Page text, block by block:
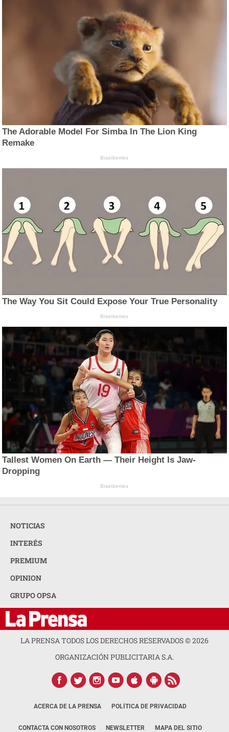
The Adorable Model For Simba In The Lion King
Remake
Brainberries
The Way You Sit Could Expose Your True Personality
Brainberries
Tallest Women On Earth — Their Height Is Jaw-
Dropping
Brainberries
NOTICIAS
INTERÉS
PREMIUM
OPINION
GRUPO OPSA
LA PRENSA TODOS LOS DERECHOS RESERVADOS ©2026
ORGANIZACIÓN PUBLICITARIA S.A.
ACERCA DE LA PRENSA POLÍTICA DE PRIVACIDAD
CONTACTA CON NOSOTROS NEWSLETTER MAPA DEL SITIO